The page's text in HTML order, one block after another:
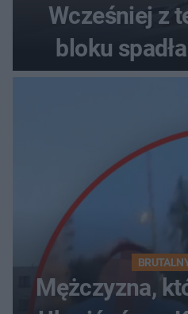
Wcześniej z
bloku
Mężczyzna,